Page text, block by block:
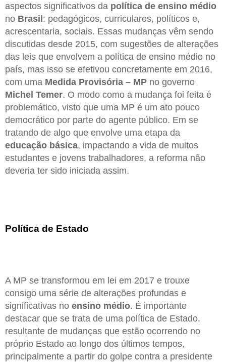
aspectos significativos da política de ensino médio
no Brasil: pedagógicos, curriculares, políticos e,
acrescentaria, sociais. Essas mudanças vêm sendo
discutidas desde 2015, com sugestões de alterações
das leis que envolvem a política de ensino médio no
país, mas isso se efetivou concretamente em 2016,
com uma Medida Provisória – MP no governo
Michel Temer. O modo como a mudança foi feita é
problemático, visto que uma MP é um ato pouco
democrático por parte do agente público. Em se
tratando de algo que envolve uma etapa da
educação básica, impactando a vida de muitos
estudantes e jovens trabalhadores, a reforma não
deveria ter sido iniciada assim.
Política de Estado
A MP se transformou em lei em 2017 e trouxe
consigo uma série de alterações profundas e
significativas no ensino médio. É importante
destacar que se trata de uma política de Estado,
resultante de mudanças que estão ocorrendo no
próprio Estado ao longo dos últimos tempos,
principalmente a partir do golpe contra a presidente